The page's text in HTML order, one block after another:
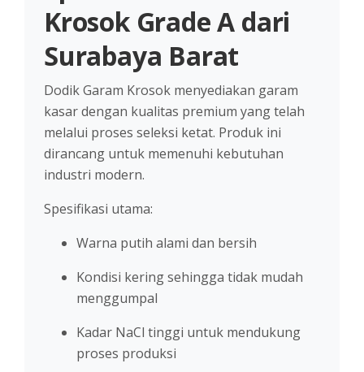
Krosok Grade A dari
Surabaya Barat
Dodik Garam Krosok menyediakan garam
kasar dengan kualitas premium yang telah
melalui proses seleksi ketat. Produk ini
dirancang untuk memenuhi kebutuhan
industri modern.
Spesifikasi utama:
Warna putih alami dan bersih
Kondisi kering sehingga tidak mudah
menggumpal
Kadar NaCl tinggi untuk mendukung
proses produksi